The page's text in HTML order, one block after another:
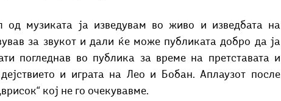
од музиката ја изведувам во живо и изведбата на
за звукот и дали ќе може публиката добро да ја
погледнав во публика за време на претставата и
и играта на Лео и Бобан. Аплаузот после
кој не го очекувавме.